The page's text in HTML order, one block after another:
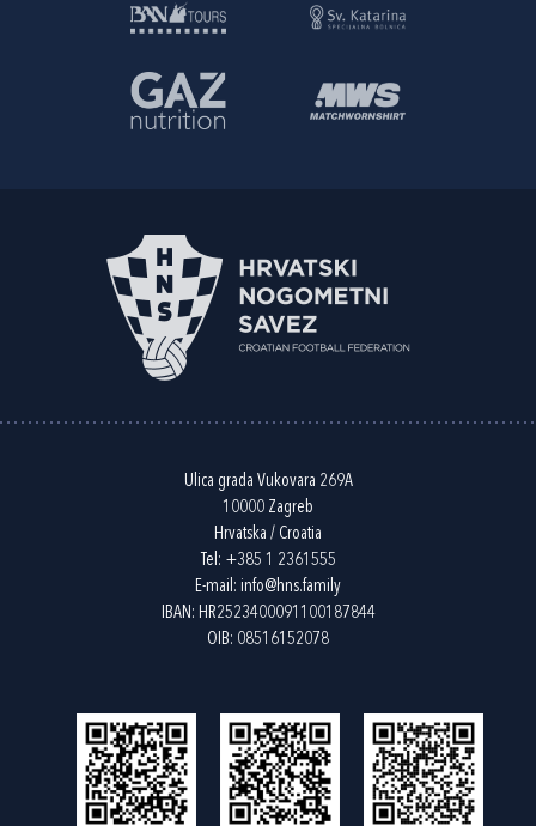
Ulica grada Vukovara 269A
10000 Zagreb
Hrvatska / Croatia
Tel: +385 1 2361555
E-mail: info@hns.family
IBAN: HR2523400091100187844
OIB: 08516152078